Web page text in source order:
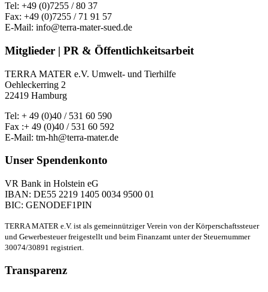
Tel: +49 (0)7255 / 80 37
Fax: +49 (0)7255 / 71 91 57
E-Mail: info@terra-mater-sued.de
Mitglieder | PR & Öffentlichkeitsarbeit
TERRA MATER e.V. Umwelt- und Tierhilfe
Oehleckerring 2
22419 Hamburg
Tel: + 49 (0)40 / 531 60 590
Fax :+ 49 (0)40 / 531 60 592
E-Mail: tm-hh@terra-mater.de
Unser Spendenkonto
VR Bank in Holstein eG
IBAN: DE55 2219 1405 0034 9500 01
BIC: GENODEF1PIN
TERRA MATER e.V. ist als gemeinnütziger Verein von der Körperschaftssteuer
und Gewerbesteuer freigestellt und beim Finanzamt unter der Steuernummer
30074/30891 registriert.
Transparenz